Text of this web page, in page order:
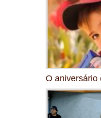
O aniversário